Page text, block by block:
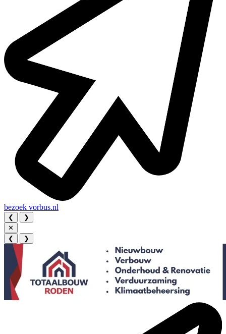
bezoek vorbus.nl
❮
❯
✕
❮
❯